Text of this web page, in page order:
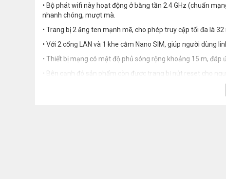
• Bộ phát wifi này hoạt động ở băng tần 2.4 GHz (chuẩn
nhanh chóng, mượt mà.
• Trang bị 2 ăng ten mạnh mẽ, cho phép truy cập tối đa là 32
• Với 2 cổng LAN và 1 khe cắm Nano SIM, giúp người dùng
• Thiết bị mạng có mật độ phủ sóng rộng khoảng 15 m,
• Bên cạnh đó sản phẩm còn được trang bị nút reset cho